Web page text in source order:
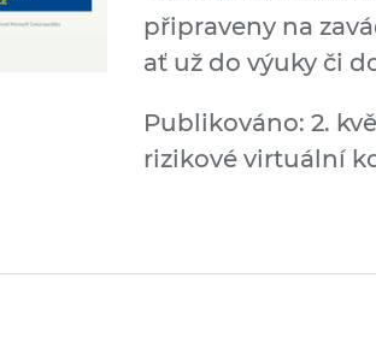
připraveny na
ať už do výuky či
Publikováno: 2.
rizikové virtuální